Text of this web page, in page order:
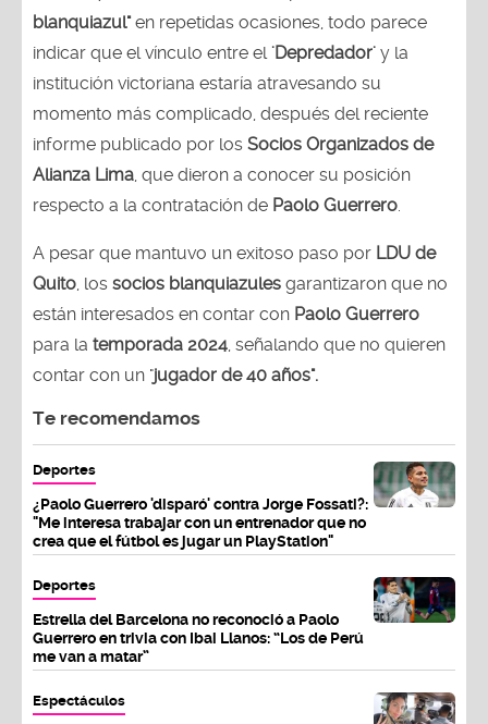
blanquiazul"en repetidas ocasiones, todo parece
indicar que el vínculo entre el 'Depredador' y la
institución victoriana estaría atravesando su
momento más complicado, después del reciente
informe publicado por los Socios Organizados de
Alianza Lima , que dieron a conocer su posición
respecto a la contratación de Paolo Guerrero
A pesar que mantuvo un exitoso paso por LDU de
Quito , los socios blanquiazules garantizaron que no
están interesados en contar con Paolo Guerrero
para la temporada 2024 , señalando que no quieren
contar con un "jugador de 40 años".
Te recomendamos
Deportes
¿Paolo Guerrero 'disparó' contra Jorge Fossati?:
"Me interesa trabajar con un entrenador que no
crea que el fútbol es jugar un PlayStation"
Deportes
Estrella del Barcelona no reconoció a Paolo
Guerrero en trivia con Ibai Llanos: “Los de Perú
me van a matar”
Espectáculos